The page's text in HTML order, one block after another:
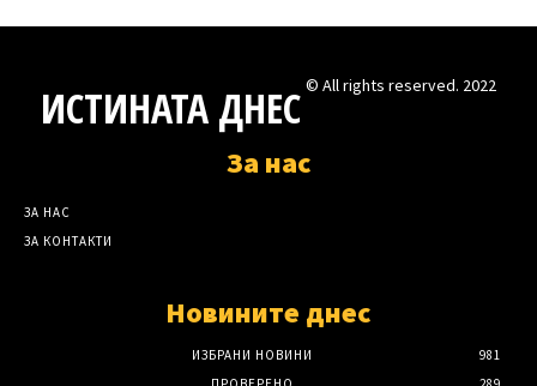
ИСТИНАТА ДНЕС © All rights reserved. 2022
За нас
ЗА НАС
ЗА КОНТАКТИ
Новините днес
ИЗБРАНИ НОВИНИ
981